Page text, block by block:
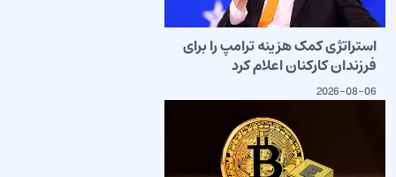
استراتژی کمک هزینه ترامپ را برای
فرزندان کارکنان اعلام کرد
2026-08-06